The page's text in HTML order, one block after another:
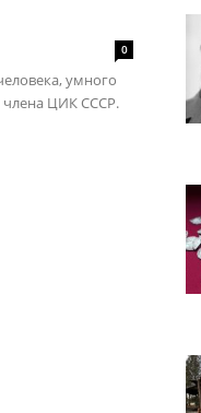
0
умного
члена ЦИК СССР.